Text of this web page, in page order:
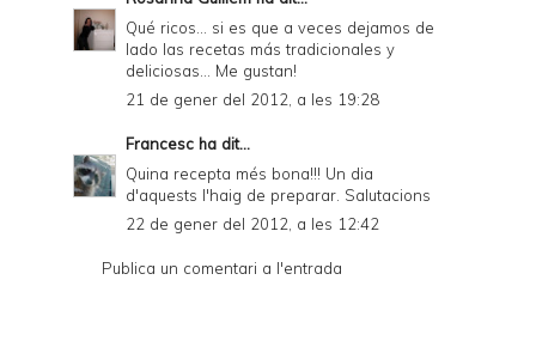
Qué ricos... si es que a veces dejamos de
lado las recetas más tradicionales y
deliciosas... Me gustan!
21 de gener del 2012, a les 19:28
Francesc ha dit...
Quina recepta més bona!!! Un dia
d'aquests l'haig de preparar. Salutacions
22 de gener del 2012, a les 12:42
Publica un comentari a l'entrada